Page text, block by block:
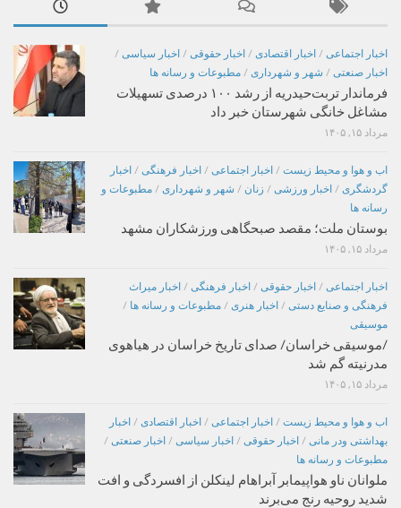
اخبار اجتماعی / اخبار اقتصادی / اخبار حقوقی / اخبار سیاسی /
اخبار صنعتی / شهر و شهرداری / مطبوعات و رسانه ها
فرماندار تربت‌حیدریه از رشد ۱۰۰ درصدی تسهیلات
مشاغل خانگی شهرستان خبر داد
مرداد ۱۵, ۱۴۰۵
اب و هوا و محیط زیست / اخبار اجتماعی / اخبار فرهنگی / اخبار
گردشگری / اخبار ورزشی / زنان / شهر و شهرداری / مطبوعات و
رسانه ها
بوستان ملت؛ مقصد صبحگاهی ورزشکاران مشهد
مرداد ۱۵, ۱۴۰۵
اخبار اجتماعی / اخبار حقوقی / اخبار فرهنگی / اخبار میراث
فرهنگی و صنایع دستی / اخبار هنری / مطبوعات و رسانه ها /
موسیقی
/موسیقی خراسان/ صدای تاریخ خراسان در هیاهوی
مدرنیته گم شد
مرداد ۱۵, ۱۴۰۵
اب و هوا و محیط زیست / اخبار اجتماعی / اخبار اقتصادی / اخبار
بهداشتی ودر مانی / اخبار حقوقی / اخبار سیاسی / اخبار صنعتی /
مطبوعات و رسانه ها
ملوانان ناو هواپیمابر آبراهام لینکلن از افسردگی و افت
شدید روحیه رنج می‌برند